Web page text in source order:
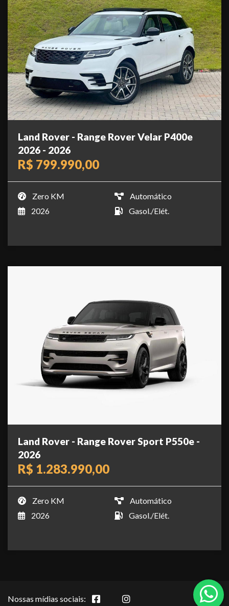
Land Rover - Range Rover Velar P400e
2026 - 2026
R$ 799.990,00
Zero KM
Automático
2026
Gasol./Elét.
Land Rover - Range Rover Sport P550e -
2026
R$ 1.283.990,00
Zero KM
Automático
2026
Gasol./Elét.
Nossas mídias sociais: